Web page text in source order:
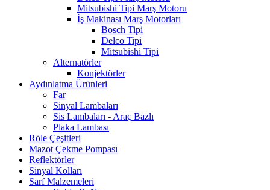
Mitsubishi Tipi Marş Motoru
İş Makinası Marş Motorları
Bosch Tipi
Delco Tipi
Mitsubishi Tipi
Alternatörler
Konjektörler
Aydınlatma Ürünleri
Far
Sinyal Lambaları
Sis Lambaları - Araç Bazlı
Plaka Lambası
Röle Çeşitleri
Mazot Çekme Pompası
Reflektörler
Sinyal Kolları
Sarf Malzemeleri